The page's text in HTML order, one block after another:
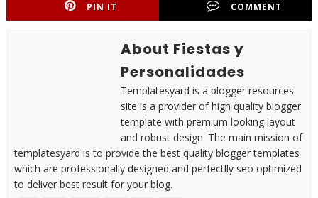
PIN IT COMMENT
About Fiestas y
Personalidades
Templatesyard is a blogger resources
site is a provider of high quality blogger
template with premium looking layout
and robust design. The main mission of
templatesyard is to provide the best quality blogger templates
which are professionally designed and perfectlly seo optimized
to deliver best result for your blog.